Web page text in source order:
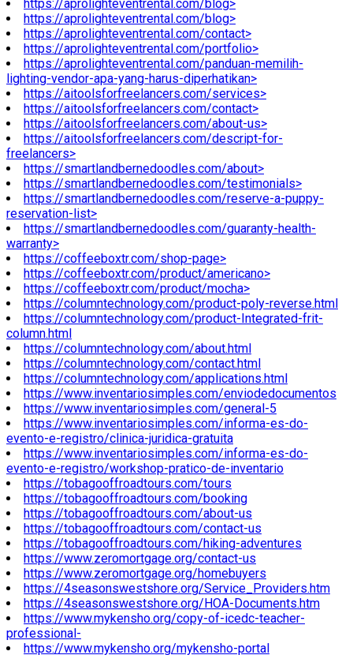
https://aprolighteventrental.com/blog>
https://aprolighteventrental.com/blog>
https://aprolighteventrental.com/contact>
https://aprolighteventrental.com/portfolio>
https://aprolighteventrental.com/panduan-memilih-
lighting-vendor-apa-yang-harus-diperhatikan>
https://aitoolsforfreelancers.com/services>
https://aitoolsforfreelancers.com/contact>
https://aitoolsforfreelancers.com/about-us>
https://aitoolsforfreelancers.com/descript-for-
freelancers>
https://smartlandbernedoodles.com/about>
https://smartlandbernedoodles.com/testimonials>
https://smartlandbernedoodles.com/reserve-a-puppy-
reservation-list>
https://smartlandbernedoodles.com/guaranty-health-
warranty>
https://coffeeboxtr.com/shop-page>
https://coffeeboxtr.com/product/americano>
https://coffeeboxtr.com/product/mocha>
https://columntechnology.com/product-poly-reverse.html
https://columntechnology.com/product-Integrated-frit-
column.html
https://columntechnology.com/about.html
https://columntechnology.com/contact.html
https://columntechnology.com/applications.html
https://www.inventariosimples.com/enviodedocumentos
https://www.inventariosimples.com/general-5
https://www.inventariosimples.com/informa-es-do-
evento-e-registro/clinica-juridica-gratuita
https://www.inventariosimples.com/informa-es-do-
evento-e-registro/workshop-pratico-de-inventario
https://tobagooffroadtours.com/tours
https://tobagooffroadtours.com/booking
https://tobagooffroadtours.com/about-us
https://tobagooffroadtours.com/contact-us
https://tobagooffroadtours.com/hiking-adventures
https://www.zeromortgage.org/contact-us
https://www.zeromortgage.org/homebuyers
https://4seasonswestshore.org/Service_Providers.htm
https://4seasonswestshore.org/HOA-Documents.htm
https://www.mykensho.org/copy-of-icedc-teacher-
professional-
https://www.mykensho.org/mykensho-portal